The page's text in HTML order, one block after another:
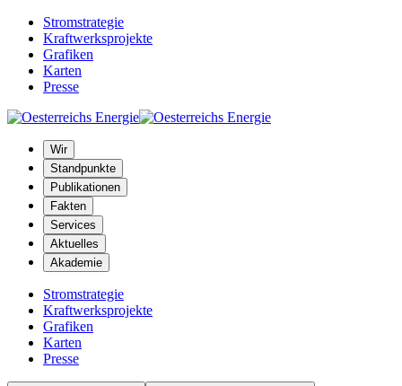
Stromstrategie
Kraftwerksprojekte
Grafiken
Karten
Presse
Wir
Standpunkte
Publikationen
Fakten
Services
Aktuelles
Akademie
Stromstrategie
Kraftwerksprojekte
Grafiken
Karten
Presse